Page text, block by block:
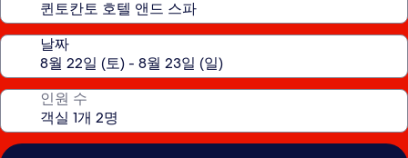
날짜
인원 수